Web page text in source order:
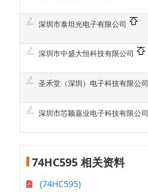
深圳市泰坦光电子有限公司
深圳市中盛大恒科技有限公司
圣禾堂（深圳）电子科技有限公司
深圳市芯颖嘉业电子科技有限公司
74HC595 相关资料
(74HC595)